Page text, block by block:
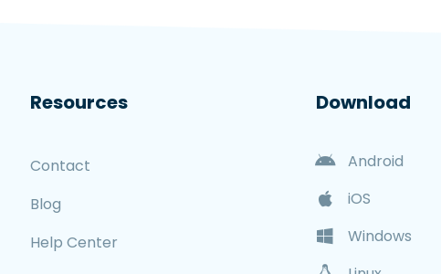
Resources
Contact
Blog
Help Center
Download
Android
iOS
Windows